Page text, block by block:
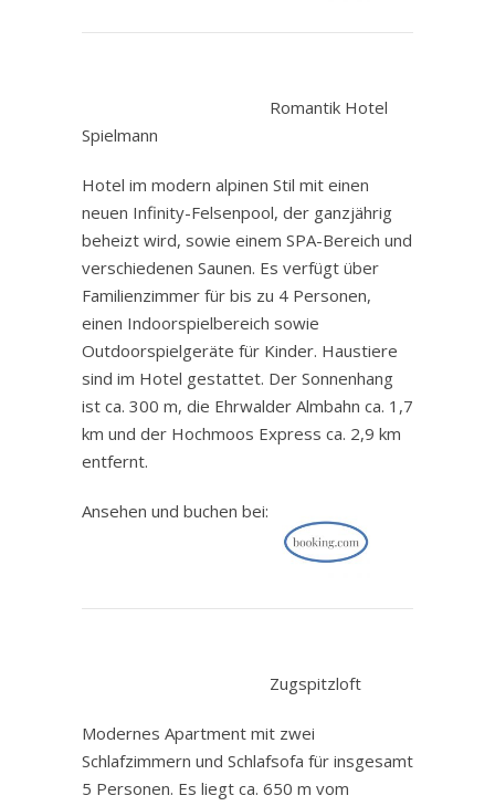
Romantik Hotel
Spielmann
Hotel im modern alpinen Stil mit einen
neuen Infinity-Felsenpool, der ganzjährig
beheizt wird, sowie einem SPA-Bereich und
verschiedenen Saunen. Es verfügt über
Familienzimmer für bis zu 4 Personen,
einen Indoorspielbereich sowie
Outdoorspielgeräte für Kinder. Haustiere
sind im Hotel gestattet. Der Sonnenhang
ist ca. 300 m, die Ehrwalder Almbahn ca. 1,7
km und der Hochmoos Express ca. 2,9 km
entfernt.
Ansehen und buchen bei:
Zugspitzloft
Modernes Apartment mit zwei
Schlafzimmern und Schlafsofa für insgesamt
5 Personen. Es liegt ca. 650 m vom